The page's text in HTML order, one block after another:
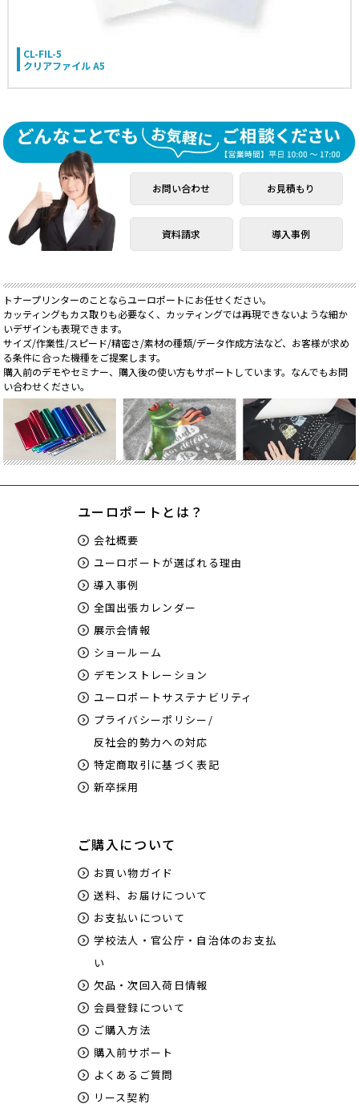
CL-FIL-5
クリアファイル A5
お問い合わせ お見積もり
資料請求 導入事例
トナープリンターのことならユーロポートにお任せください。
カッティングもカス取りも必要なく、カッティングでは再現できないような細か
いデザインも表現できます。
サイズ/作業性/スピード/精密さ/素材の種類/データ作成方法など、お客様が求め
る条件に合った機種をご提案します。
購入前のデモやセミナー、購入後の使い方もサポートしています。なんでもお問
い合わせください。
ユーロポートとは？
会社概要
ユーロポートが選ばれる理由
導入事例
全国出張カレンダー
展示会情報
ショールーム
デモンストレーション
ユーロポートサステナビリティ
プライバシーポリシー/
反社会的勢力への対応
特定商取引に基づく表記
新卒採用
ご購入について
お買い物ガイド
送料、お届けについて
お支払いについて
学校法人・官公庁・自治体のお支払
い
欠品・次回入荷日情報
会員登録について
ご購入方法
購入前サポート
よくあるご質問
リース契約